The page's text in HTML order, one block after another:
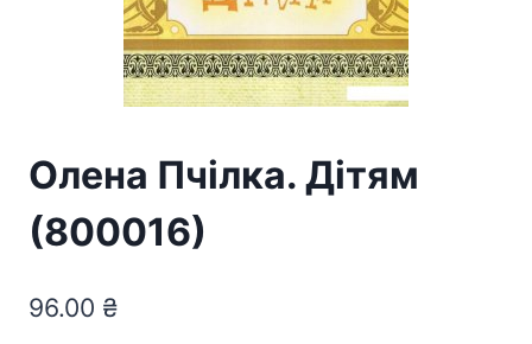
Олена Пчілка. Дітям
(800016)
96.00 ₴